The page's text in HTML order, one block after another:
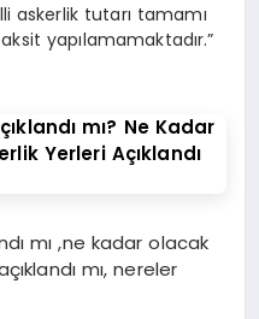
askerlik tutarı tamamı
yapılamamaktadır.”
mı ,ne kadar olacak
mı, nereler